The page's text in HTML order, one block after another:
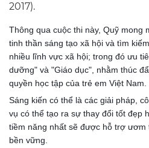
2017).
Thông qua cuộc thi này, Quỹ mong
tinh thần sáng tạo xã hội và tìm
nhiều lĩnh vực xã hội; trong đó ưu
dưỡng" và "Giáo dục", nhằm thúc
quyền học tập của trẻ em Việt Nam.
Sáng kiến có thể là các giải pháp,
vụ có thể tạo ra sự thay đổi tốt đẹp
tiềm năng nhất sẽ được hỗ trợ
bền vững.